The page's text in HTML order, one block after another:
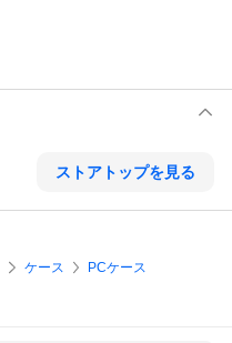
ストアトップを見る
ケース PCケース